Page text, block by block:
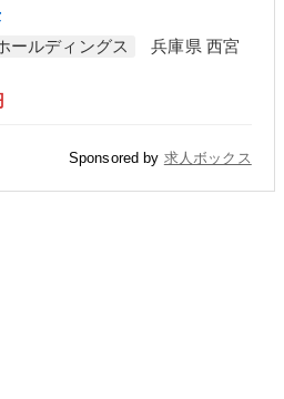
ールディングス
兵庫県 西宮
Sponsored by 求人ボックス